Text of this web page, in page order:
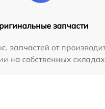
запчасти
запчастей от
на собственных